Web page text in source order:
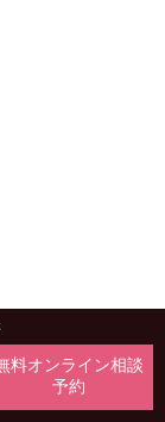
料オンライン相談
予約